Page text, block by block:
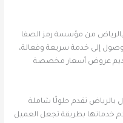
من مؤسسة رمز الصفا
إلى خدمة سريعة وفعالة،
عروض أسعار مخصصة
بالرياض تقدم حلولًا شاملة
خدماتها بطريقة تجعل العميل